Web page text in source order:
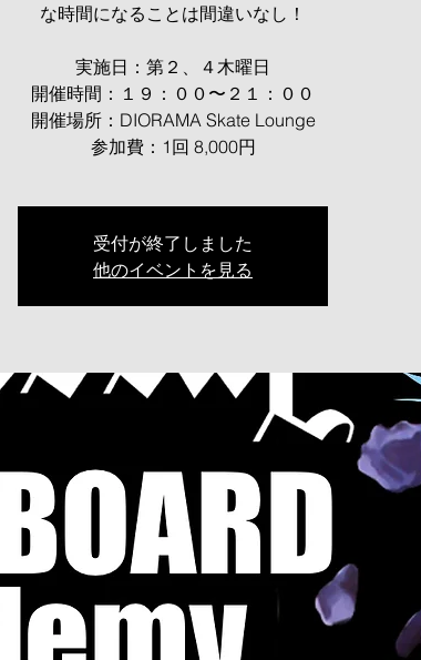
な時間になることは間違いなし！
実施日：第２、４木曜日
開催時間：１９：００〜２１：００
開催場所：DIORAMA Skate Lounge
受付が終了しました
他のイベントを見る